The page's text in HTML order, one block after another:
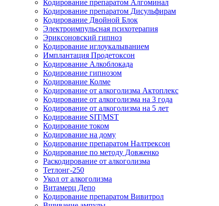
Кодирование препаратом Алгоминал
Кодирование препаратом Дисульфирам
Кодирование Двойной Блок
Электроимпульсная психотерапия
Эриксоновский гипноз
Кодирование иглоукалыванием
Имплантация Продетоксон
Кодирование Алкоблокада
Кодирование гипнозом
Кодирование Колме
Кодирование от алкоголизма Актоплекс
Кодирование от алкоголизма на 3 года
Кодирование от алкоголизма на 5 лет
Кодирование SIT|MST
Кодирование током
Кодирование на дому
Кодирование препаратом Налтрексон
Кодирование по методу Довженко
Раскодирование от алкоголизма
Тетлонг-250
Укол от алкоголизма
Витамерц Депо
Кодирование препаратом Вивитрол